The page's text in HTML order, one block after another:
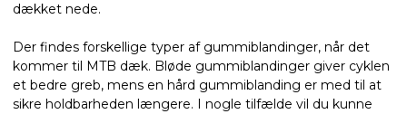
dækket nede.
Der findes forskellige typer af gummiblandinger, når det
kommer til MTB dæk. Bløde gummiblandinger giver cyklen
et bedre greb, mens en hård gummiblanding er med til at
sikre holdbarheden længere. I nogle tilfælde vil du kunne